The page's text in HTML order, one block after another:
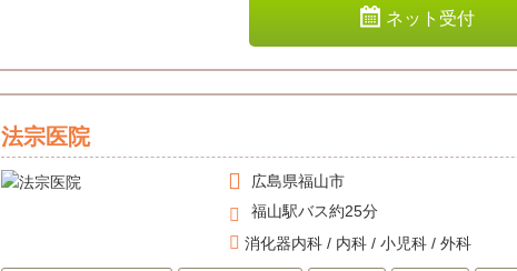
ネット受付
法宗医院
広島県福山市
福山駅バス約25分
消化器内科 / 内科 / 小児科 / 外科